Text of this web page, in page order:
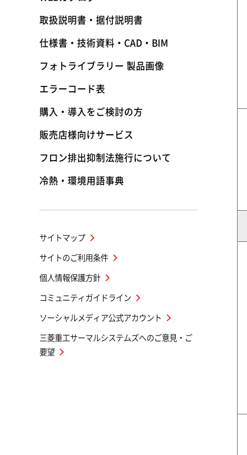
取扱説明書・据付説明書
仕様書・技術資料・CAD・BIM
フォトライブラリー 製品画像
エラーコード表
購入・導入をご検討の方
販売店様向けサービス
フロン排出抑制法施行について
冷熱・環境用語事典
サイトマップ
サイトのご利用条件
個人情報保護方針
コミュニティガイドライン
ソーシャルメディア公式アカウント
三菱重工サーマルシステムズへのご意見・ご
要望